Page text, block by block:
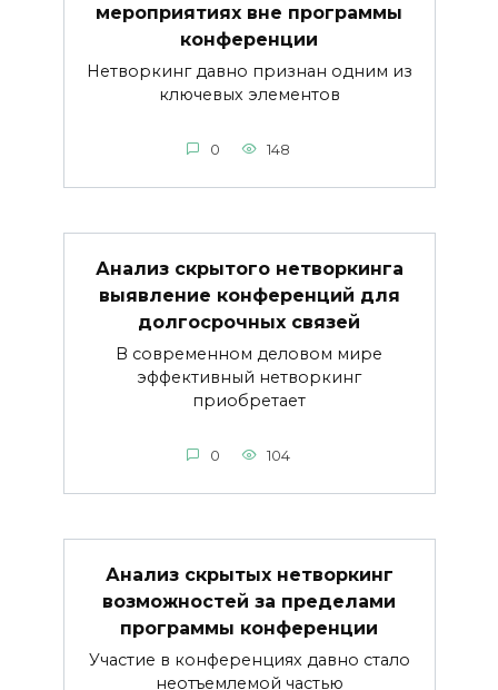
мероприятиях вне программы
конференции
Нетворкинг давно признан одним из
ключевых элементов
0 148
Анализ скрытого нетворкинга
выявление конференций для
долгосрочных связей
В современном деловом мире
эффективный нетворкинг
приобретает
0 104
Анализ скрытых нетворкинг
возможностей за пределами
программы конференции
Участие в конференциях давно стало
неотъемлемой частью